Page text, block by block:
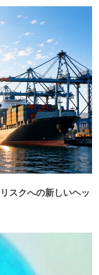
スクへの新しいヘッ